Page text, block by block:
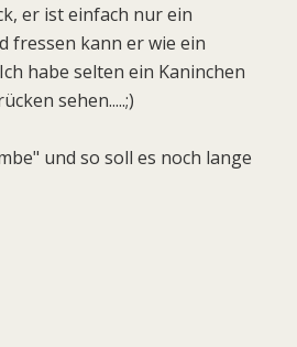
er ist einfach nur ein
fressen kann er wie ein
habe selten ein Kaninchen
sehen.....;)
und so soll es noch lange